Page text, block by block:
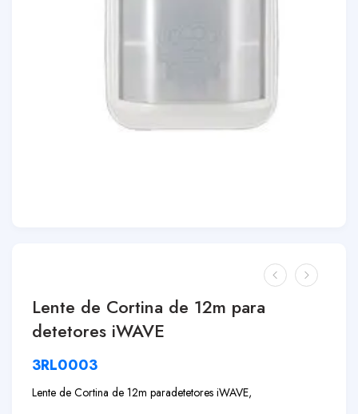
Lente de Cortina de 12m para
detetores iWAVE
3RL0003
Lente de Cortina de 12m paradetetores iWAVE,